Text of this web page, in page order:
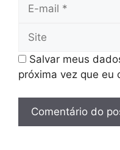
mail
Salvar meus
próxima vez que eu